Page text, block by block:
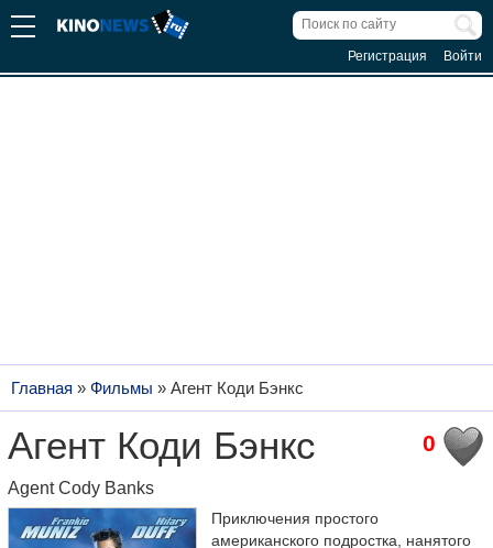
Регистрация Войти
Главная » Фильмы » Агент Коди Бэнкс
0
Агент Коди Бэнкс
Agent Cody Banks
Приключения простого
американского подростка, нанятого